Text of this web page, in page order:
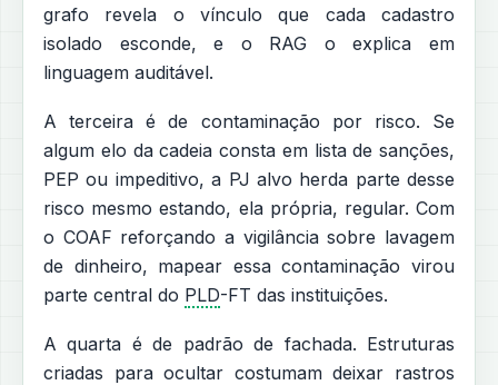
grafo revela o vínculo que cada cadastro
isolado esconde, e o RAG o explica em
linguagem auditável.
A terceira é de contaminação por risco. Se
algum elo da cadeia consta em lista de sanções,
PEP ou impeditivo, a PJ alvo herda parte desse
risco mesmo estando, ela própria, regular. Com
o COAF reforçando a vigilância sobre lavagem
de dinheiro, mapear essa contaminação virou
parte central do PLD-FT das instituições.
A quarta é de padrão de fachada. Estruturas
criadas para ocultar costumam deixar rastros